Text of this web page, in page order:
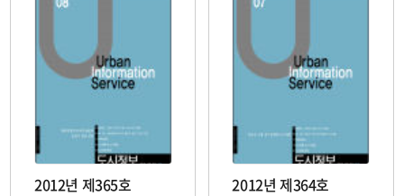
2012년 제365호
2012년 제364호